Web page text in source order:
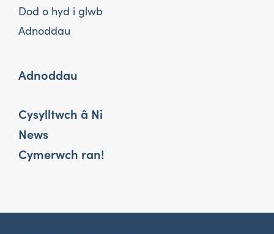
Dod o hyd i glwb
Adnoddau
Adnoddau
Cysylltwch â Ni
News
Cymerwch ran!